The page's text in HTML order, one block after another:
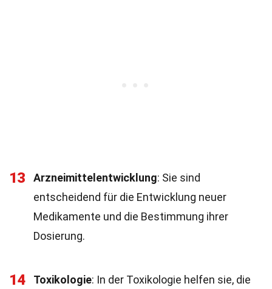
13 Arzneimittelentwicklung: Sie sind
entscheidend für die Entwicklung neuer
Medikamente und die Bestimmung ihrer
Dosierung.
14 Toxikologie: In der Toxikologie helfen sie, die